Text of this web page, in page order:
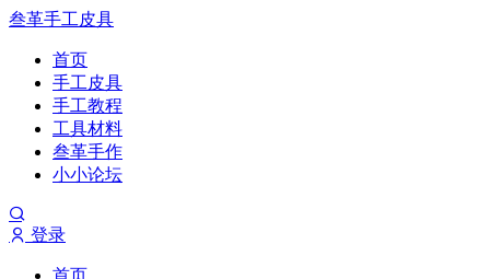
叁革手工皮具
首页
手工皮具
手工教程
工具材料
叁革手作
小小论坛
登录
首页